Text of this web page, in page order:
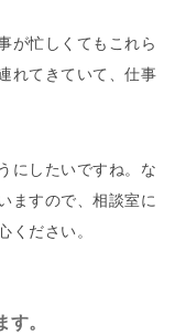
が忙しくてもこれら
れてきていて、仕事
にしたいですね。な
ますので、相談室に
ください。
。